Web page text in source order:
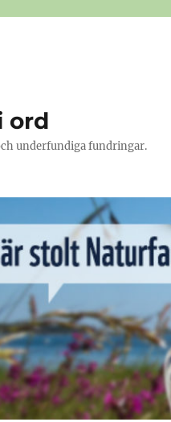
ord
underfundiga fundringar.